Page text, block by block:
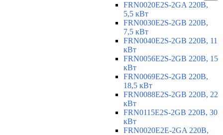
FRN0020E2S-2GA 220В,
5,5 кВт
FRN0030E2S-2GB 220В,
7,5 кВт
FRN0040E2S-2GB 220В, 11
кВт
FRN0056E2S-2GB 220В, 15
кВт
FRN0069E2S-2GB 220В,
18,5 кВт
FRN0088E2S-2GB 220В, 22
кВт
FRN0115E2S-2GB 220В, 30
кВт
FRN0020E2E-2GA 220В,